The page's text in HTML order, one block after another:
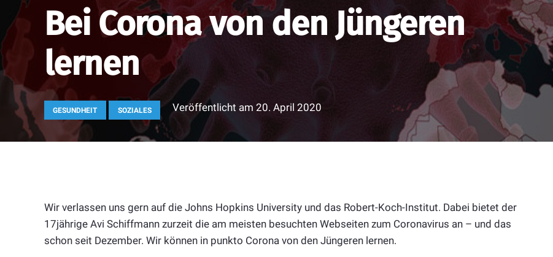
Bei Corona von den Jüngeren
lernen
GESUNDHEIT SOZIALES Veröffentlicht am20. April 2020
Wir verlassen uns gern auf die Johns Hopkins University und das Robert-Koch-Institut. Dabei bietet der
17jährige Avi Schiffmann zurzeit die am meisten besuchten Webseiten zum Coronavirus an – und das
schon seit Dezember. Wir können in punkto Corona von den Jüngeren lernen.